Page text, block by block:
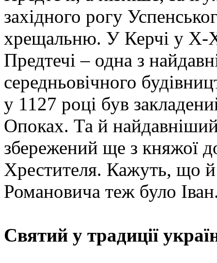
західного рогу
хрещальню. У Керчі у Х-
Предтечі – одна з
середньовічного
у 1127 році був
Опоках. Та й
збережений ще з княжої
Хрестителя. Кажуть, що
Романовича теж було
Святий у традиції